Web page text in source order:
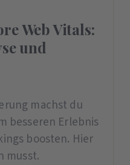
Web Vitals:
und
machst du
besseren Erlebnis
boosten. Hier
musst.